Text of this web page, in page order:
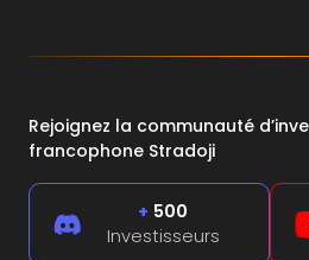
Rejoignez la communauté
francophone Stradoji
+ 500
Investisseurs